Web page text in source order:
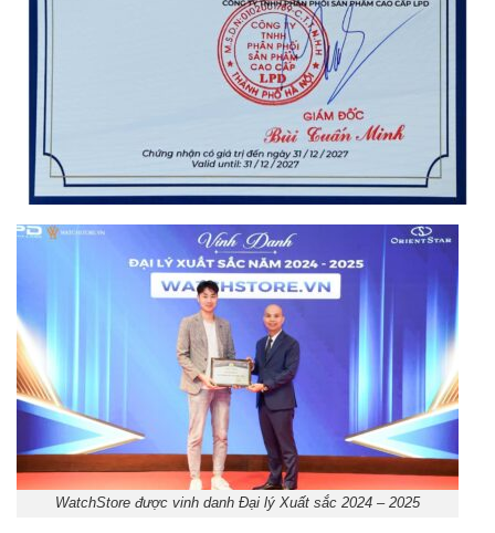
WatchStore được vinh danh Đại lý Xuất sắc 2024 – 2025